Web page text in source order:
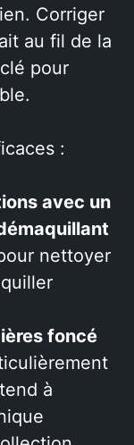
Corriger
au fil de la
pour
:
avec un
nettoyer
foncé
à